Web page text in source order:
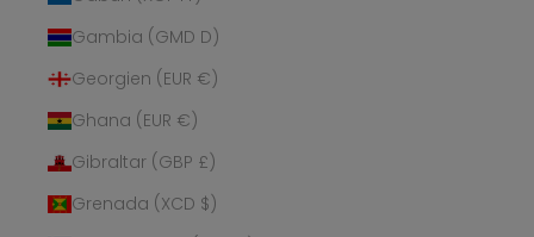
Gambia (GMD D)
Georgien (EUR €)
Ghana (EUR €)
Gibraltar (GBP £)
Grenada (XCD $)